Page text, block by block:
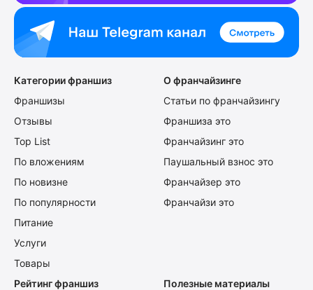
Категории франшиз
Франшизы
Отзывы
Top List
По вложениям
По новизне
По популярности
Питание
Услуги
Товары
О франчайзинге
Статьи по франчайзингу
Франшиза это
Франчайзинг это
Паушальный взнос это
Франчайзер это
Франчайзи это
Рейтинг франшиз
Полезные материалы